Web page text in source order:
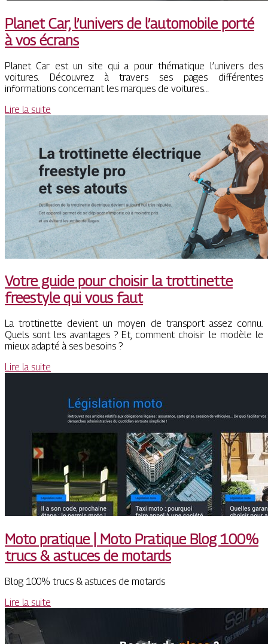
Planet Car, l’univers de l’automobile porté
à vos écrans
Planet Car est un site qui a pour thématique l’univers des
voitures. Découvrez à travers ses pages différentes
informations concernant les marques de voitures…
Lire la suite
Votre guide pour choisir la trottinette
freestyle qui vous faut
La trottinette devient un moyen de transport assez connu.
Quels sont les avantages ? Et, comment choisir le modèle le
mieux adapté à ses besoins ?
Lire la suite
Moto pratique | Moto Pratique Blog 100%
trucs & astuces de motards
Blog 100% trucs & astuces de motards
Lire la suite